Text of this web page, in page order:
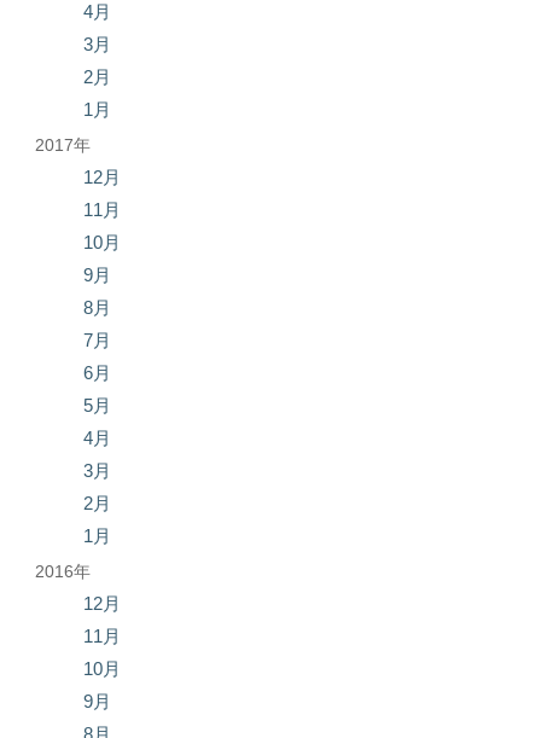
4月
3月
2月
1月
2017年
12月
11月
10月
9月
8月
7月
6月
5月
4月
3月
2月
1月
2016年
12月
11月
10月
9月